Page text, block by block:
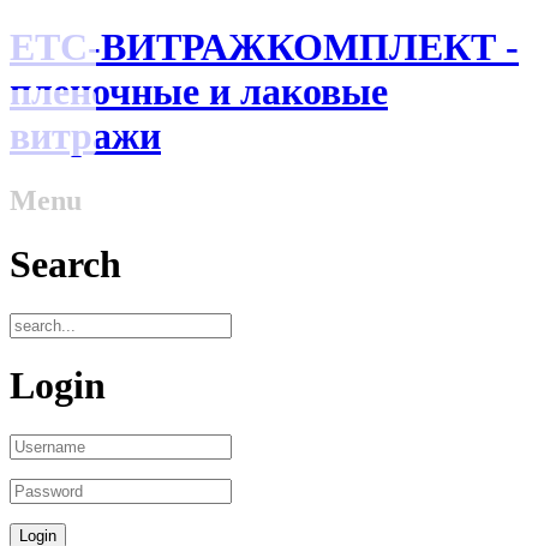
ЕТС-ВИТРАЖКОМПЛЕКТ -
пленочные и лаковые
витражи
Menu
Search
Login